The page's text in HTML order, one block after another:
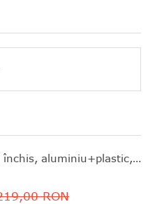
Uscător vase, gri închis, aluminiu+plastic, 46.3x20x12.6 cm, Brabantia - 8710755117268
RON